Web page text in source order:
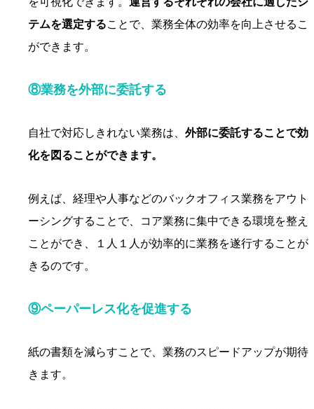
テムを選定することで、業務全体の効率を向上させるこ
ができます。
⑧業務を外部に委託する
自社で対応しきれない業務は、 外部に委託することで効
化を図ることができます。
例えば、経理や人事などのバックオフィス業務をアウト
ーシングすることで、コア業務に集中できる環境を整え
ことができ、１人１人が効率的に業務を遂行することが
きるのです。
⑨ペーパーレス化を促進する
紙の書類を減らすことで、業務のスピードアップが期待
きます。